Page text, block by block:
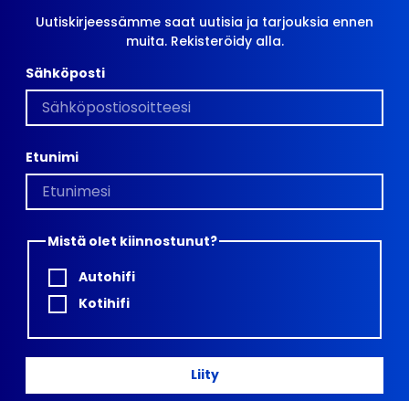
Uutiskirjeessämme saat uutisia ja tarjouksia ennen
muita. Rekisteröidy alla.
Sähköposti
Etunimi
Mistä olet kiinnostunut?
Autohifi
Kotihifi
Liity